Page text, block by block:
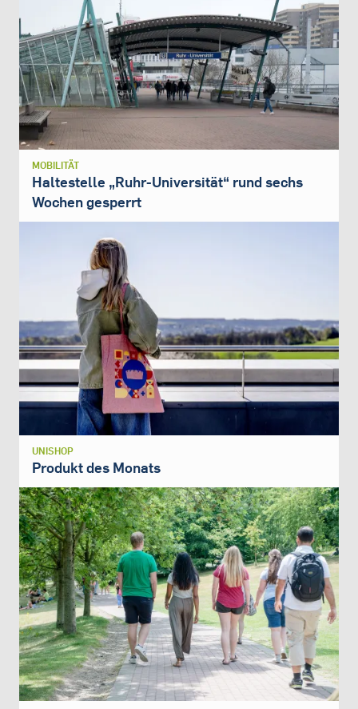
MOBILITÄT
Haltestelle „Ruhr-Universität“ rund sechs
Wochen gesperrt
UNISHOP
Produkt des Monats